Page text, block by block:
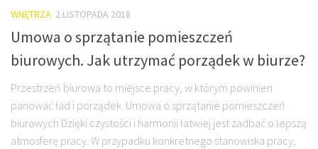
WNĘTRZA 2 LISTOPADA 2018
Umowa o sprzątanie pomieszczeń
biurowych. Jak utrzymać porządek w biurze?
Przestrzeń biurowa to miejsce pracy, w którym powinien
panować ład i porządek. Umowa o sprzątanie pomieszczeń
biurowych Dzięki czystości i harmonii łatwiej jest zadbać o lepszą
atmosferę pracy. W przypadku konkretnego stanowiska pracy,